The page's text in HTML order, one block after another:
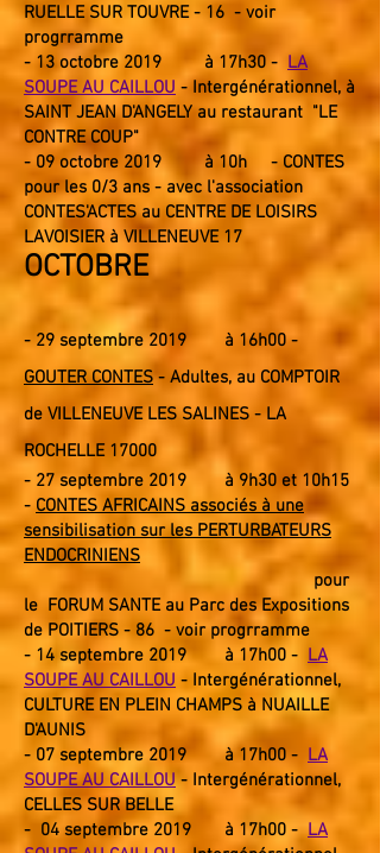
RUELLE SUR TOUVRE- 16 - voir
progrramme
- 13 octobre 2019 à 17h30 - LA
SOUPE AU CAILLOU - Intergénérationnel, à
SAINT JEAN D'ANGELY au restaurant "LE
CONTRE COUP"
- 09 octobre 2019 à 10h - CONTES
pour les 0/3 ans - avec l'association
CONTES'ACTES au CENTRE DE LOISIRS
LAVOISIER à VILLENEUVE 17
OCTOBRE
- 29 septembre 2019 à 16h00 -
GOUTER CONTES- Adultes, au COMPTOIR
de VILLENEUVE LES SALINES - LA
ROCHELLE 17000
- 27septembre 2019 à 9h30 et 10h15
- CONTES AFRICAINS associés à une
sensibilisation sur les PERTURBATEURS
ENDOCRINIENS
pour
le FORUM SANTE au Parc des Expositions
de POITIERS - 86 - voir progrramme
- 14 septembre 2019 à 17h00 - LA
SOUPE AU CAILLOU - Intergénérationnel,
CULTURE EN PLEIN CHAMPS à NUAILLE
D'AUNIS
- 07 septembre 2019 à 17h00 - LA
SOUPE AU CAILLOU- Intergénérationnel,
CELLES SUR BELLE
- 04 septembre 2019 à 17h00 -LA